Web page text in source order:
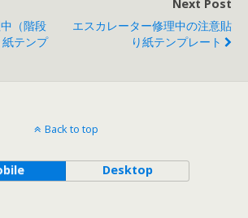
（階段
テンプ
Next Post
エスカレーター修理中の注意貼
り紙テンプレート
Back to top
Desktop